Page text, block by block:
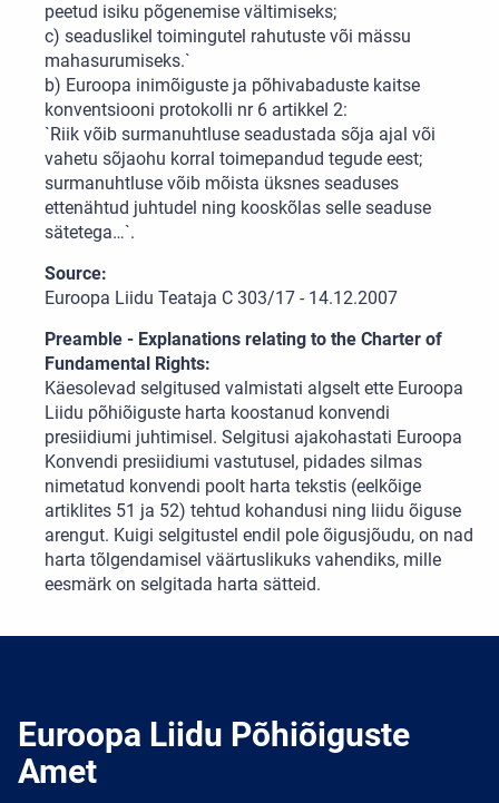
peetud isiku põgenemise vältimiseks;
c) seaduslikel toimingutel rahutuste või mässu
mahasurumiseks.`
b) Euroopa inimõiguste ja põhivabaduste kaitse
konventsiooni protokolli nr 6 artikkel 2:
`Riik võib surmanuhtluse seadustada sõja ajal või
vahetu sõjaohu korral toimepandud tegude eest;
surmanuhtluse võib mõista üksnes seaduses
ettenähtud juhtudel ning kooskõlas selle seaduse
sätetega…`.
Source:
Euroopa Liidu Teataja C 303/17 - 14.12.2007
Preamble - Explanations relating to the Charter of
Fundamental Rights:
Käesolevad selgitused valmistati algselt ette Euroopa
Liidu põhiõiguste harta koostanud konvendi
presiidiumi juhtimisel. Selgitusi ajakohastati Euroopa
Konvendi presiidiumi vastutusel, pidades silmas
nimetatud konvendi poolt harta tekstis (eelkõige
artiklites 51 ja 52) tehtud kohandusi ning liidu õiguse
arengut. Kuigi selgitustel endil pole õigusjõudu, on nad
harta tõlgendamisel väärtuslikuks vahendiks, mille
eesmärk on selgitada harta sätteid.
Euroopa Liidu Põhiõiguste
Amet